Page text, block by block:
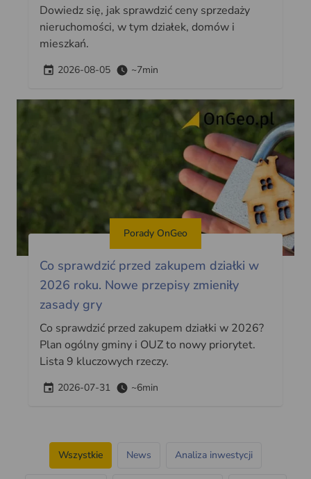
Dowiedz się, jak sprawdzić ceny sprzedaży
nieruchomości, w tym działek, domów i
mieszkań.
2026-08-05 ~7min
Porady OnGeo
Co sprawdzić przed zakupem działki w
2026 roku. Nowe przepisy zmieniły
zasady gry
Co sprawdzić przed zakupem działki w 2026?
Plan ogólny gminy i OUZ to nowy priorytet.
Lista 9 kluczowych rzeczy.
2026-07-31 ~6min
Wszystkie News Analiza inwestycji